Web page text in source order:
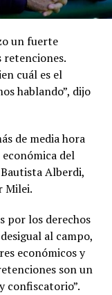
un fuerte
cuál es el
hablando”, dijo
de media hora
del
Alberdi,
Milei.
por los derechos
al campo,
económicos y
son un
confiscatorio”.